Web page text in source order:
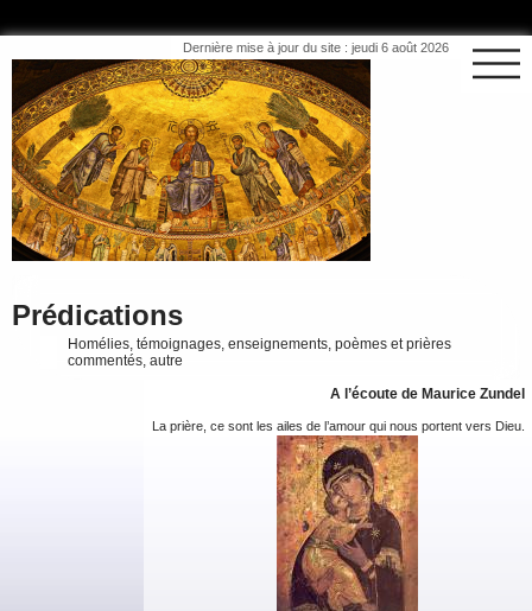
Dernière mise à jour du site : jeudi 6 août 2026
Prédications
Homélies, témoignages, enseignements, poèmes et prières
commentés, autre
A l’écoute de Maurice Zundel
La prière, ce sont les ailes de l’amour qui nous portent vers Dieu.